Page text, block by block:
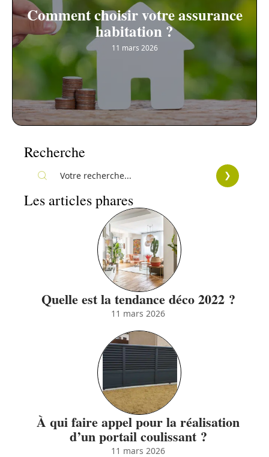
Comment choisir votre assurance
habitation ?
11 mars 2026
Recherche
Les articles phares
Quelle est la tendance déco 2022 ?
11 mars 2026
À qui faire appel pour la réalisation
d’un portail coulissant ?
11 mars 2026